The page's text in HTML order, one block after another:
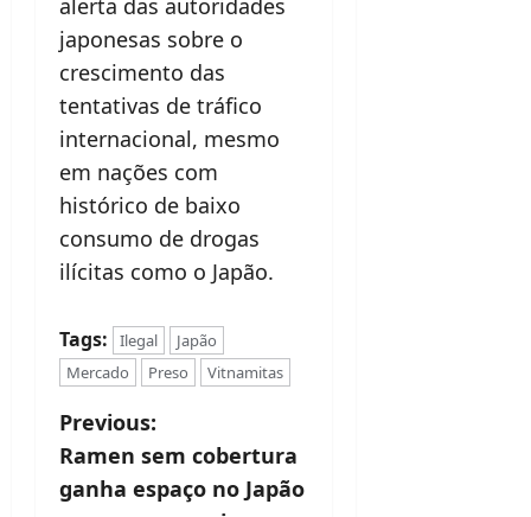
japonesas sobre o
crescimento das
tentativas de tráfico
internacional, mesmo
em nações com
histórico de baixo
consumo de drogas
ilícitas como o Japão.
Tags: Ilegal
Japão
Mercado
Preso Vitnamitas
P
o
Previous:
Ramen sem cobertura
ganha espaço no Japão